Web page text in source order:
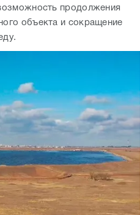
продолжения
объекта и сокращение